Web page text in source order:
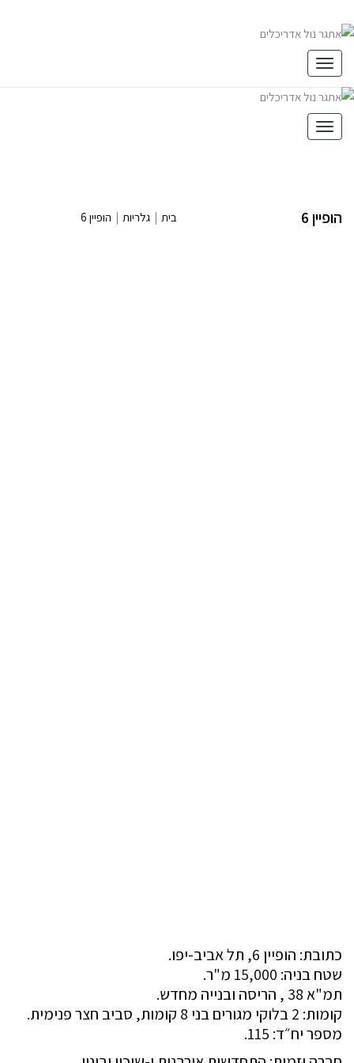
תפריט
תפריט
הופיין 6 בית | גלריות | הופיין 6
כתובת: הופיין 6, תל אביב-יפו.
שטח בניה: 15,000 מ"ר.
תמ"א 38 , הריסה ובנייה מחדש.
קומות: 2 בלוקי מגורים בני 8 קומות, סביב חצר פנימית.
מספר יח״ד: 115.